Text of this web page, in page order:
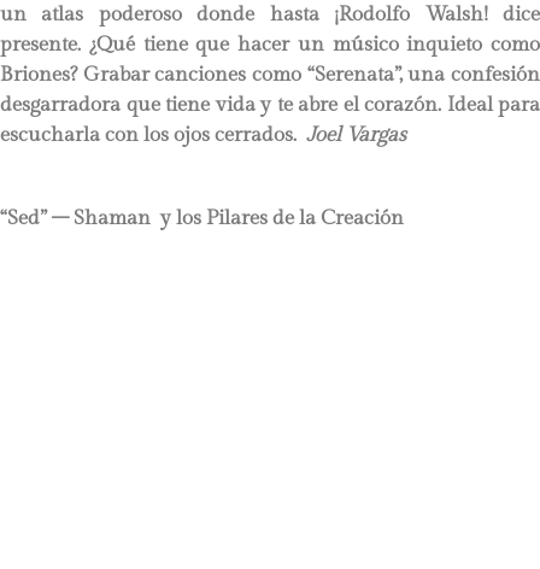
un atlas poderoso donde hasta ¡Rodolfo Walsh! dice
presente. ¿Qué tiene que hacer un músico inquieto como
Briones? Grabar canciones como “Serenata”, una confesión
desgarradora que tiene vida y te abre el corazón. Ideal para
escucharla con los ojos cerrados. Joel Vargas
“Sed” – Shaman y los Pilares de la Creación